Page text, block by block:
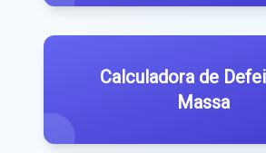
Calculadora de
Massa